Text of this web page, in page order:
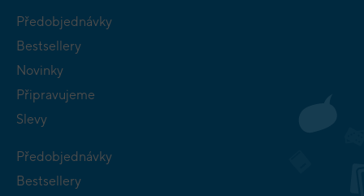
Předobjednávky
Bestsellery
Novinky
Připravujeme
Slevy
Předobjednávky
Bestsellery